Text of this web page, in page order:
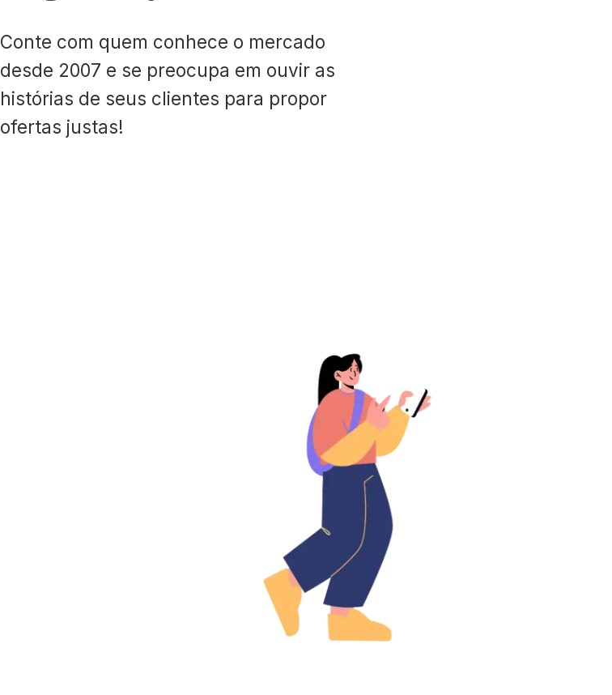
Conte com quem conhece o mercado
desde 2007 e se preocupa em ouvir as
histórias de seus clientes para propor
ofertas justas!